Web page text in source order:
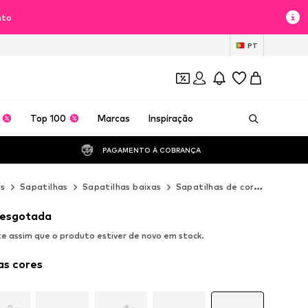
PT
Top 100 Marcas Inspiração
PAGAMENTO À COBRANÇA
Sapatilhas Sapatilhas baixas Sapatilhas de corrida
assim que o produto estiver de novo em stock.
cores